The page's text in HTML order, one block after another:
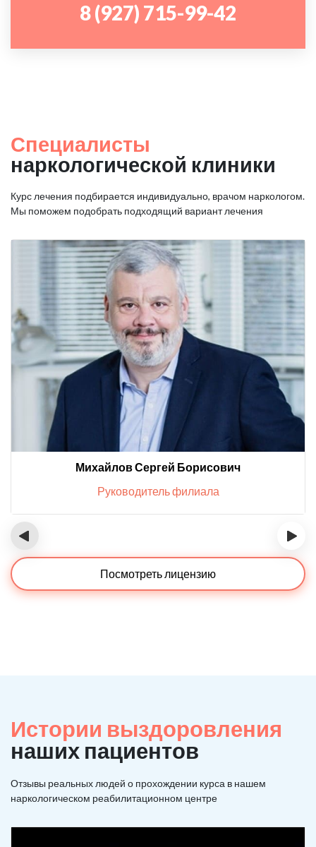
8 (927) 715-99-42
Специалисты
наркологической клиники
Курс лечения подбирается индивидуально, врачом наркологом.
Мы поможем подобрать подходящий вариант лечения
Михайлов Сергей Борисович
Руководитель филиала
‹ ›
Посмотреть лицензию
Истории выздоровления
наших пациентов
Отзывы реальных людей о прохождении курса в нашем
наркологическом реабилитационном центре